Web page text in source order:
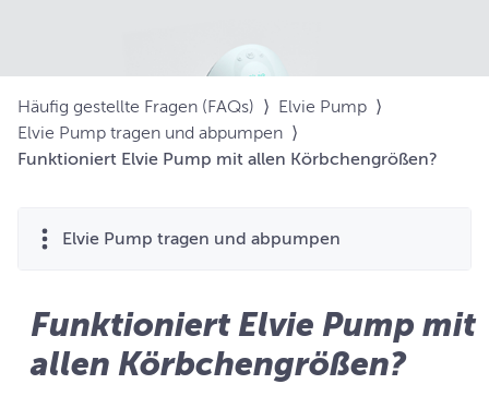
Häufig gestellte Fragen (FAQs) ⟩ Elvie Pump ⟩
Elvie Pump tragen und abpumpen ⟩
Funktioniert Elvie Pump mit allen Körbchengrößen?
Elvie Pump tragen und abpumpen
Funktioniert Elvie Pump mit
allen Körbchengrößen?